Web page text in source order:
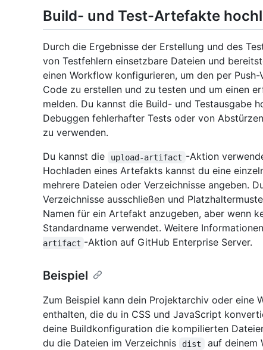
Build- und Test-Artefakte
Durch die Ergebnisse der Erstellung und des
von Testfehlern einsetzbare Dateien und
einen Workflow konfigurieren, um den per
Code zu erstellen und zu testen und um einen
melden. Du kannst die Build- und Testausgabe
Debuggen fehlerhafter Tests oder von
zu verwenden.
Du kannst die
upload-artifact -Aktion
Hochladen eines Artefakts kannst du eine
mehrere Dateien oder Verzeichnisse angeben.
Verzeichnisse ausschließen und
Namen für ein Artefakt anzugeben, aber wenn
Standardname verwendet. Weitere
artifact -Aktion auf GitHub Enterprise Server.
Beispiel
Zum Beispiel kann dein Projektarchiv oder eine
enthalten, die du in CSS und JavaScript
deine Buildkonfiguration die kompilierten
du die Dateien im Verzeichnis
dist
auf deinem